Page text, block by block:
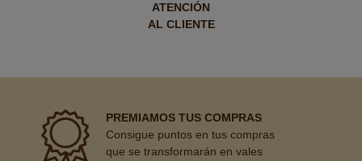
ATENCIÓN
AL CLIENTE
PREMIAMOS TUS COMPRAS
Consigue puntos en tus compras
que se transformarán en vales